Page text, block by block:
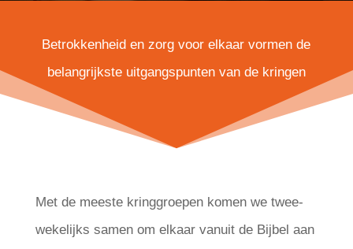
Betrokkenheid en zorg voor elkaar vormen de
belangrijkste uitgangspunten van de kringen
Met de meeste kringgroepen komen we twee-
wekelijks samen om elkaar vanuit de Bijbel aan